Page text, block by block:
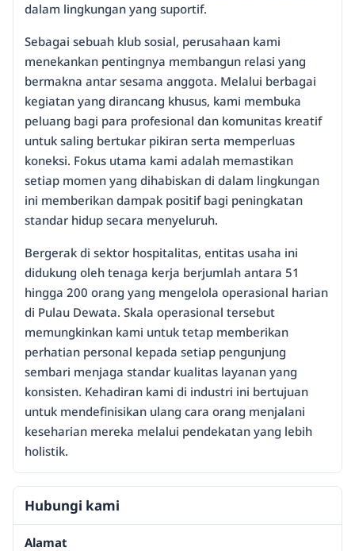
dalam lingkungan yang suportif.
Sebagai sebuah klub sosial, perusahaan kami
menekankan pentingnya membangun relasi yang
bermakna antar sesama anggota. Melalui berbagai
kegiatan yang dirancang khusus, kami membuka
peluang bagi para profesional dan komunitas kreatif
untuk saling bertukar pikiran serta memperluas
koneksi. Fokus utama kami adalah memastikan
setiap momen yang dihabiskan di dalam lingkungan
ini memberikan dampak positif bagi peningkatan
standar hidup secara menyeluruh.
Bergerak di sektor hospitalitas, entitas usaha ini
didukung oleh tenaga kerja berjumlah antara 51
hingga 200 orang yang mengelola operasional harian
di Pulau Dewata. Skala operasional tersebut
memungkinkan kami untuk tetap memberikan
perhatian personal kepada setiap pengunjung
sembari menjaga standar kualitas layanan yang
konsisten. Kehadiran kami di industri ini bertujuan
untuk mendefinisikan ulang cara orang menjalani
keseharian mereka melalui pendekatan yang lebih
holistik.
Hubungi kami
Alamat